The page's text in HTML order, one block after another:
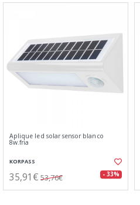
Aplique led solar sensor blanco
8w.fria
KORPASS
35,91€ 53,76€ - 33%